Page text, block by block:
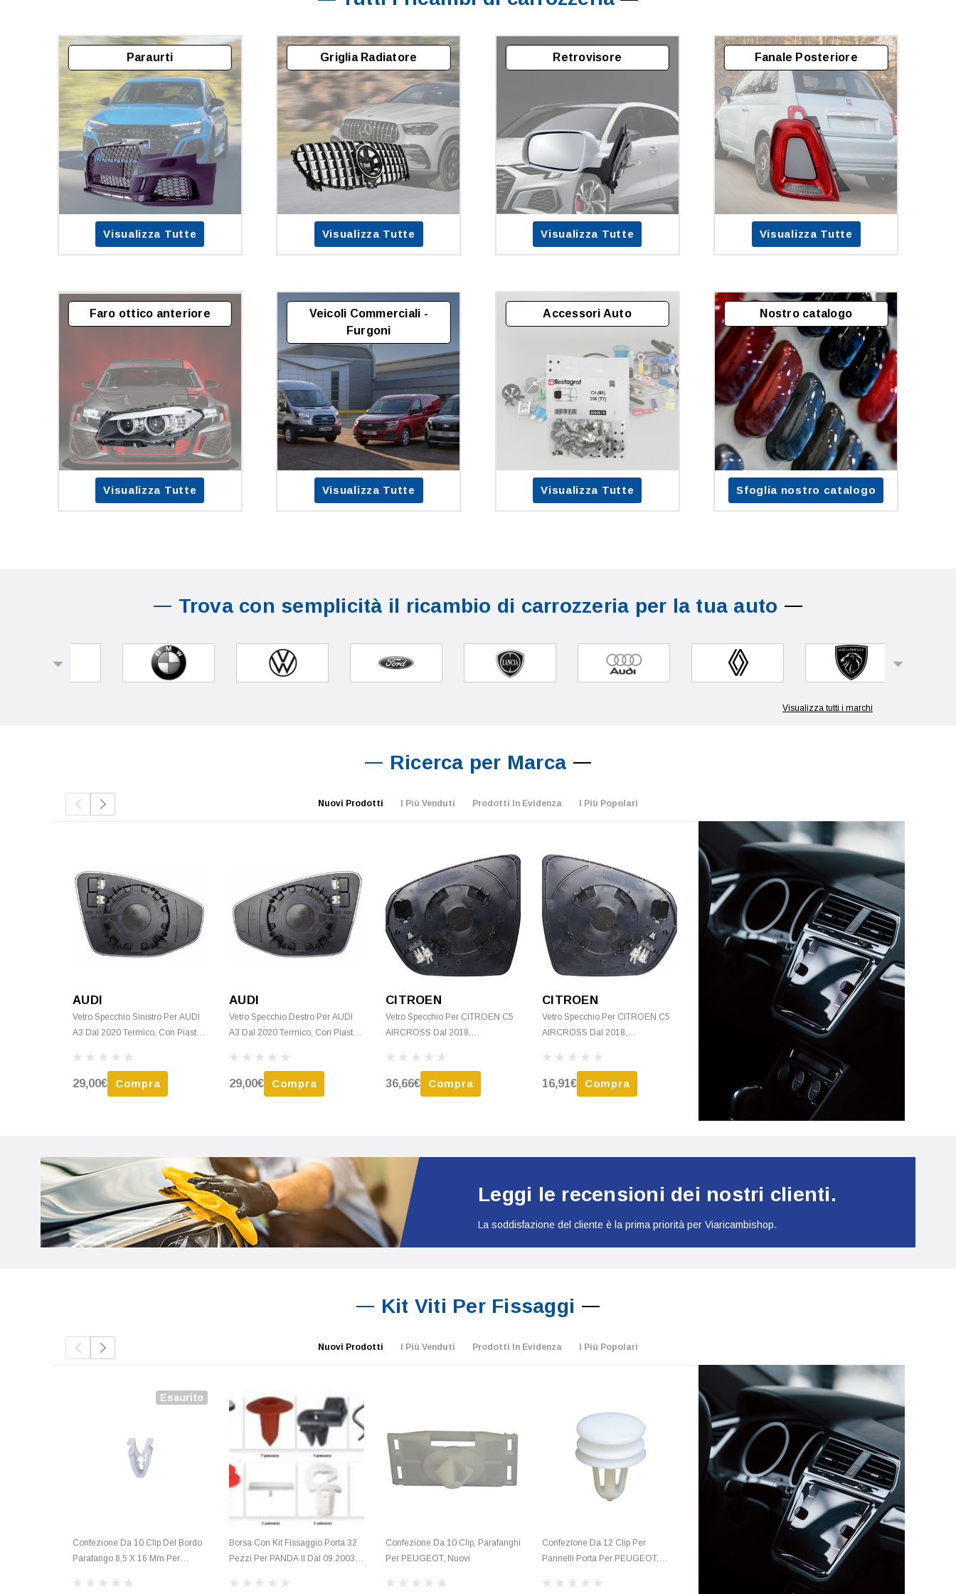
prodotto (sempre a carico nostro) e
il relativo rimborso che è stato da lei
rifiutato. Noi siamo tutt'ora
disponibili a risolvere il problema.
Cordiali saluti
Paraurti
Visualizza Tutte
Griglia Radiatore
Visualizza Tutte
Retrovisore
Visualizza Tutte
Fanale Posteriore
Visualizza Tutte
Faro ottico anteriore
Visualizza Tutte
Veicoli Commerciali -
Furgoni
Visualizza Tutte
Accessori Auto
Visualizza Tutte
Nostro catalogo
Sfoglia nostro catalogo
Trova con semplicità il ricambio di carrozzeria per la tua auto
Visualizza tutti i marchi
Ricerca per Marca
Nuovi Prodotti I Più Venduti Prodotti In Evidenza I Più Popolari
AUDI
Vetro Specchio Sinistro Per AUDI
A3 Dal 2020 Termico, Con Piastra,
29,00€ Compra
AUDI
Vetro Specchio Destro Per AUDI
A3 Dal 2020 Termico, Con Piastra,
29,00€ Compra
CITROEN
Vetro Specchio Per CITROEN C5
AIRCROSS Dal 2018,
Nuovo
36,66€ Compra
CITROEN
Vetro Specchio Per CITROEN C5
AIRCROSS Dal 2018,
16,91€ Compra
Fendinebbia Sinistro Per TOYOTA
RAV4 Dal 2010 Al 2013 H11
Compra
TOYOTA
Leggi le recensioni dei nostri clienti.
La soddisfazione del cliente è la prima priorità per Viaricambishop.
Kit Viti Per Fissaggi
Nuovi Prodotti I Più Venduti Prodotti In Evidenza I Più Popolari
Esaurito
Confezione Da 10 Clip Del Bordo
Parafango 8,5 X 16 Mm Per
Borsa Con Kit Fissaggio Porta 32
Pezzi Per PANDA II Dal 09.2003
Confezione Da 10 Clip, Parafanghi
Per PEUGEOT, Nuovi
Confezione Da 12 Clip Per
Pannelli Porta Per PEUGEOT,
Rivestimento Interno Ã˜ 8 Mm Per
Scatola Da 100 Rivetti